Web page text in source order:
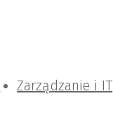
Zarządzanie i IT